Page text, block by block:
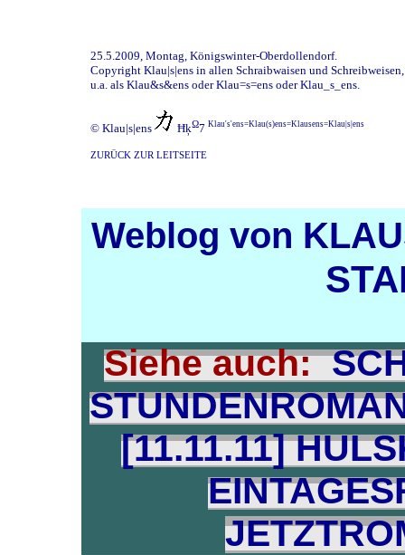
25.5.2009, Montag, Königswinter-Oberdollendorf.
Copyright Klau|s|ens in allen Schraibwaisen und Schreibweisen,
u.a. als Klau&s&ens oder Klau=s=ens oder Klau_s_ens.
© Klau|s|ens ĦķΩ7 Klau's'ens=Klau(s)ens=Klausens=Klau|s|ens
ZURÜCK ZUR LEITSEITE
Weblog von
Siehe auch:
[11.11.11]